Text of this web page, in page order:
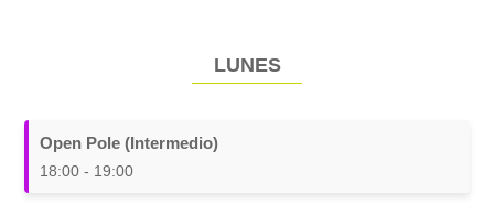
LUNES
Open Pole (Intermedio)
18:00 - 19:00